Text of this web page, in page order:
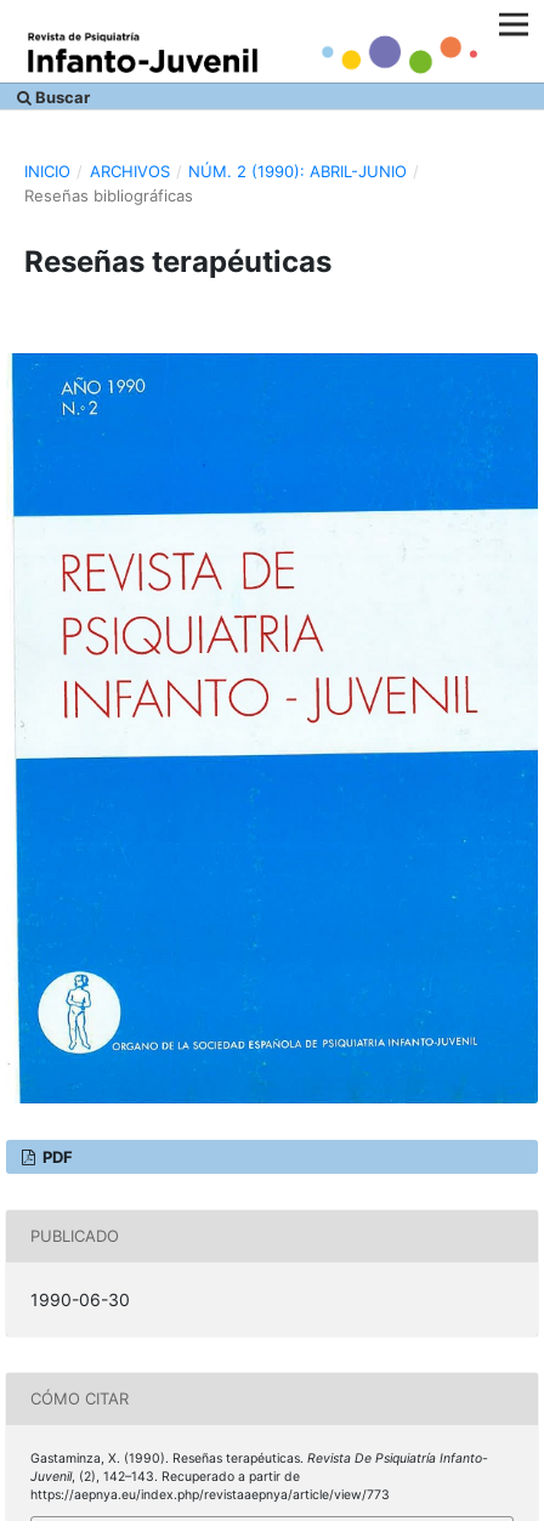
Buscar
INICIO / ARCHIVOS / NÚM. 2 (1990): ABRIL-JUNIO /
Reseñas bibliográficas
Reseñas terapéuticas
PDF
PUBLICADO
1990-06-30
CÓMO CITAR
Gastaminza, X. (1990). Reseñas terapéuticas. Revista De Psiquiatría Infanto-
Juvenil, (2), 142–143. Recuperado a partir de
https://aepnya.eu/index.php/revistaaepnya/article/view/773